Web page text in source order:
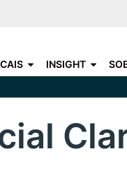
content
INSIGHT